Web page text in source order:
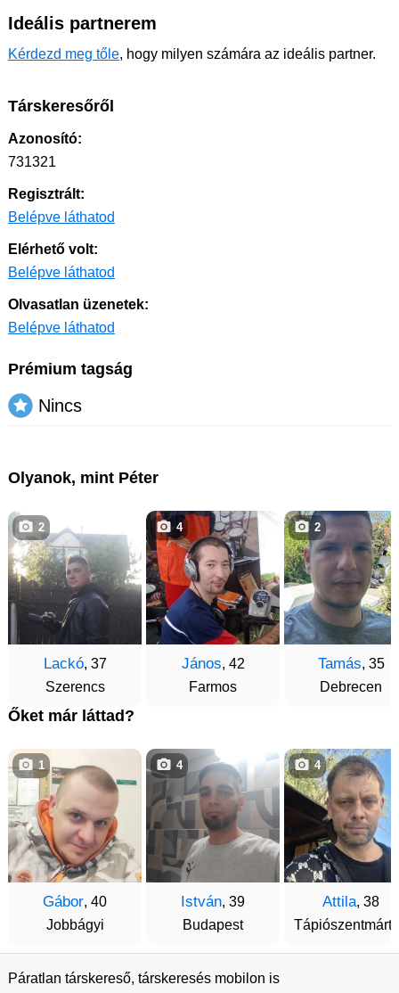
Ideális partnerem
Kérdezd meg tőle, hogy milyen számára az ideális partner.
Társkeresőről
Azonosító:
731321
Regisztrált:
Belépve láthatod
Elérhető volt:
Belépve láthatod
Olvasatlan üzenetek:
Belépve láthatod
Prémium tagság
Nincs
Olyanok, mint Péter
Lackó, 37
Szerencs
2
János, 42
Farmos
4
Tamás, 35
Debrecen
2
Őket már láttad?
Gábor, 40
Jobbágyi
1
István, 39
Budapest
4
Attila, 38
4
Páratlan társkereső, társkeresés mobilon is